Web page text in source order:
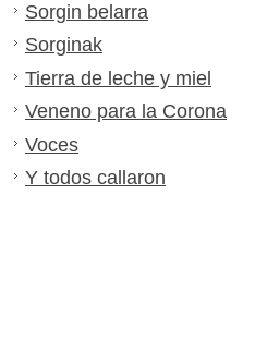
Sorgin belarra
Sorginak
Tierra de leche y miel
Veneno para la Corona
Voces
Y todos callaron